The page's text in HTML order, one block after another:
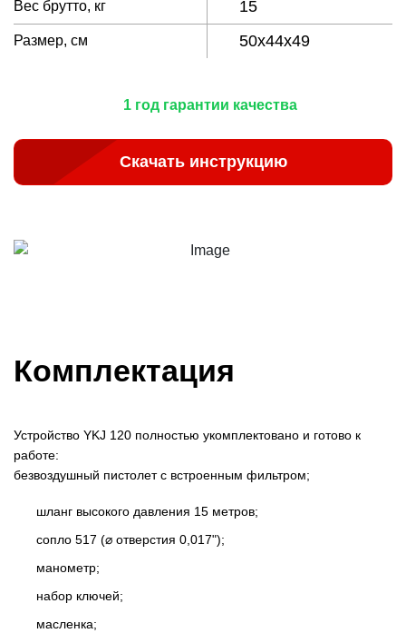
Вес брутто, кг 15
Размер, см 50x44x49
1 год гарантии качества
Скачать инструкцию
Комплектация
Устройство YKJ 120 полностью укомплектовано и готово к
работе:
безвоздушный пистолет с встроенным фильтром;
шланг высокого давления 15 метров;
сопло 517 (⌀ отверстия 0,017");
манометр;
набор ключей;
масленка;